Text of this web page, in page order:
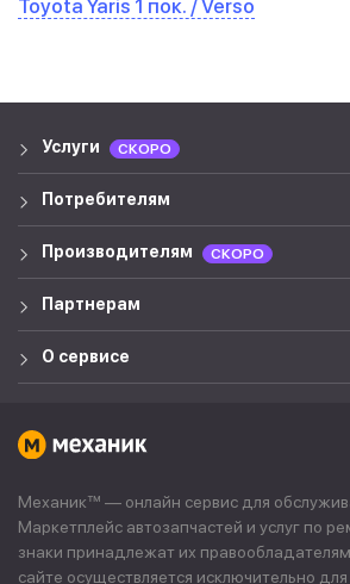
Toyota Yaris 1 пок. / Verso
Услуги СКОРО
Потребителям
Производителям СКОРО
Партнерам
О сервисе
Механик™ — онлайн сервис для
Маркетплейс автозапчастей и услуг по
знаки принадлежат их
сайте осуществляется исключительно